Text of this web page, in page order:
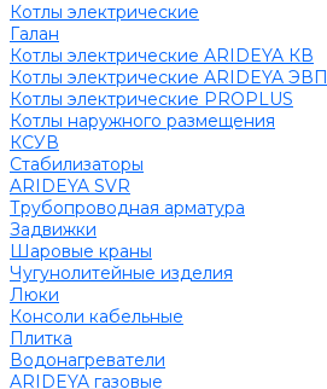
Котлы электрические
Галан
Котлы электрические ARIDEYA КВ
Котлы электрические ARIDEYA ЭВП
Котлы электрические PROPLUS
Котлы наружного размещения
КСУВ
Стабилизаторы
ARIDEYA SVR
Трубопроводная арматура
Задвижки
Шаровые краны
Чугунолитейные изделия
Люки
Консоли кабельные
Плитка
Водонагреватели
ARIDEYA газовые